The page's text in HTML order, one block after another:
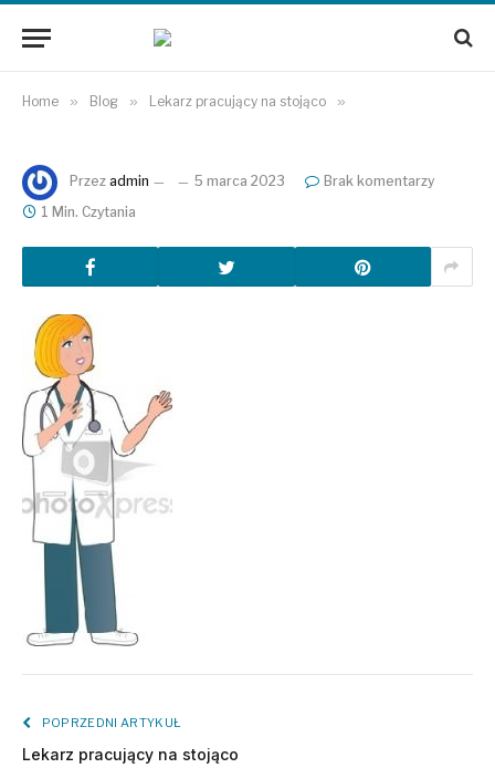
Home » Blog » Lekarz pracujący na stojąco »
Przez admin 5 marca 2023
Brak komentarzy
1 Min. Czytania
POPRZEDNI ARTYKUŁ
Lekarz pracujący na stojąco